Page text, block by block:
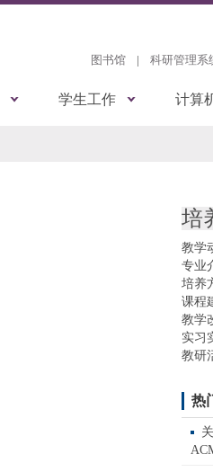
图书馆 | 科研管理系
学生工作 计算
培
教学
专业
培养
课程
教学
实习
教研
热